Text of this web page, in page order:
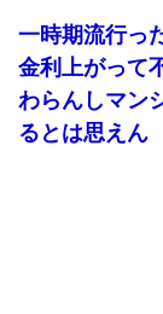
一時期流行っ
金利上がって
わらんしマン
るとは思えん